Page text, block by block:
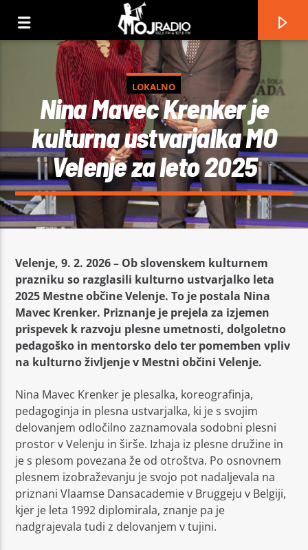
Current track
Title
Artist
Moj Radio
LOKALNO
Nina Mavec Krenker je
kulturna ustvarjalka MO
Velenje za leto 2025
Velenje, 9. 2. 2026 – Ob slovenskem kulturnem
prazniku so razglasili kulturno ustvarjalko leta
2025 Mestne občine Velenje. To je postala Nina
Mavec Krenker. Priznanje je prejela za izjemen
prispevek k razvoju plesne umetnosti, dolgoletno
pedagoško in mentorsko delo ter pomemben vpliv
na kulturno življenje v Mestni občini Velenje.
Nina Mavec Krenker je plesalka, koreografinja,
pedagoginja in plesna ustvarjalka, ki je s svojim
delovanjem odločilno zaznamovala sodobni plesni
prostor v Velenju in širše. Izhaja iz plesne družine in
je s plesom povezana že od otroštva. Po osnovnem
plesnem izobraževanju je svojo pot nadaljevala na
priznani Vlaamse Dansacademie v Bruggeju v Belgiji,
kjer je leta 1992 diplomirala, znanje pa je
nadgrajevala tudi z delovanjem v tujini.